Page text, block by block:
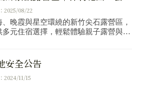
霞的療癒之地
2025/08/22
、晚霞與星空環繞的新竹尖石露營區，
多元住宿選擇，輕鬆體驗親子露營與懶
安全公告
2024/11/15